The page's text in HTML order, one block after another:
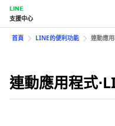
LINE
支援中心
首頁 LINE的便利功能 連動應
連動應用程式